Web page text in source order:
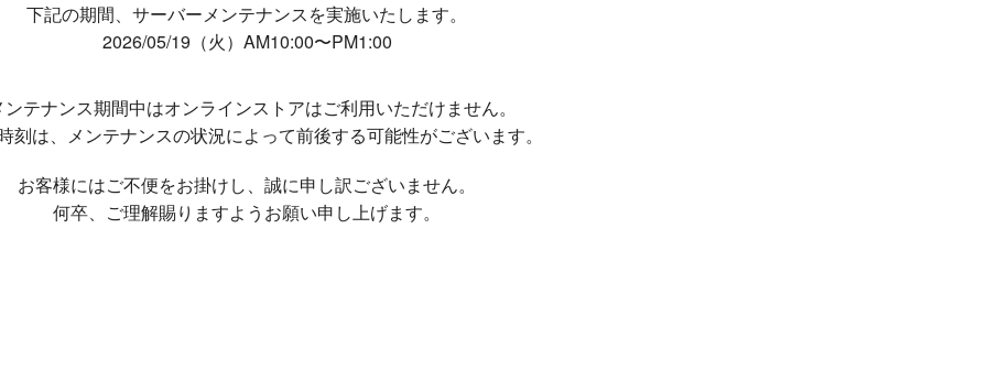
下記の期間、サーバーメンテナンスを実施いたします。
2026/05/19（火）AM10:00〜PM1:00
ンテナンス期間中はオンラインストアはご利用いただけません。
刻は、メンテナンスの状況によって前後する可能性がございます。
お客様にはご不便をお掛けし、 誠に申し訳ございません。
何卒、ご理解賜りますようお願い申し上げます。